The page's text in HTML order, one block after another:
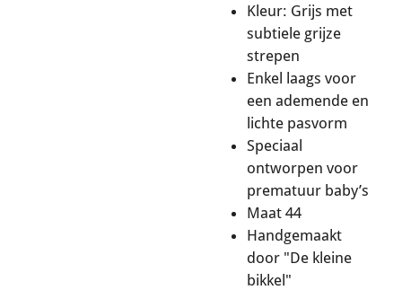
Kleur: Grijs met
subtiele grijze
strepen
Enkel laags voor
een ademende en
lichte pasvorm
Speciaal
ontworpen voor
prematuur baby’s
Maat 44
Handgemaakt
door "De kleine
bikkel"